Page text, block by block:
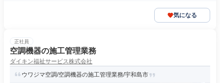
気になる
正社員
空調機器の施工管理業務
ダイキン福祉サービス株式会社
ウワジマ空調/空調機器の施工管理業務/宇和島市